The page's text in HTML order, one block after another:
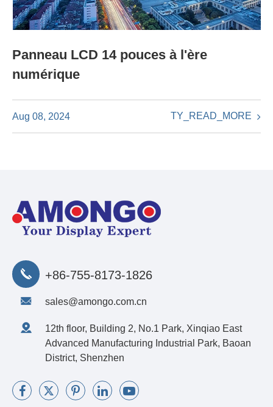
Panneau LCD 14 pouces à l'ère
numérique
Aug 08, 2024 TY_READ_MORE
+86-755-8173-1826
sales@amongo.com.cn
12th floor, Building 2, No.1 Park, Xinqiao East
Advanced Manufacturing Industrial Park, Baoan
District, Shenzhen